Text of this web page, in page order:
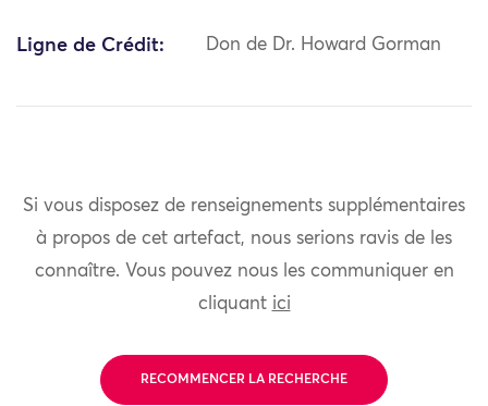
Ligne de Crédit: Don de Dr. Howard Gorman
Si vous disposez de renseignements supplémentaires
à propos de cet artefact, nous serions ravis de les
connaître. Vous pouvez nous les communiquer en
cliquant ici
RECOMMENCER LA RECHERCHE